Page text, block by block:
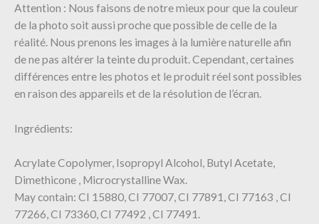
Attention : Nous faisons de notre mieux pour que la couleur
de la photo soit aussi proche que possible de celle de la
réalité. Nous prenons les images à la lumière naturelle afin
de ne pas altérer la teinte du produit. Cependant, certaines
différences entre les photos et le produit réel sont possibles
en raison des appareils et de la résolution de l’écran.
Ingrédients:
Acrylate Copolymer, Isopropyl Alcohol, Butyl Acetate,
Dimethicone , Microcrystalline Wax.
May contain: CI 15880, CI 77007, CI 77891, CI 77163 , CI
77266, CI 73360, CI 77492 , CI 77491.